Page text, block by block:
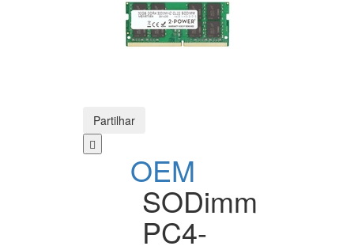
Partilhar
OEM
SODimm
PC4-